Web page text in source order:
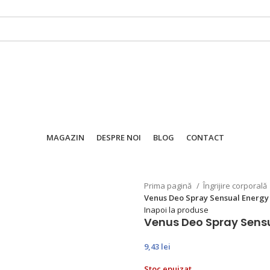
MAGAZIN DESPRE NOI BLOG CONTACT
Prima pagină
Îngrijire corporală
Venus Deo Spray Sensual
Inapoi la produse
Venus Deo Spray
9,43 lei